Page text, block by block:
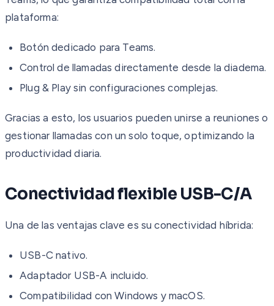
plataforma:
Botón dedicado para Teams.
Control de llamadas directamente desde la diadema.
Plug & Play sin configuraciones complejas.
Gracias a esto, los usuarios pueden unirse a reuniones o
gestionar llamadas con un solo toque, optimizando la
productividad diaria.
Conectividad flexible USB-C/A
Una de las ventajas clave es su conectividad híbrida:
USB-C nativo.
Adaptador USB-A incluido.
Compatibilidad con Windows y macOS.